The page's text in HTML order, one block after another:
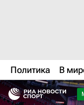
Политика В